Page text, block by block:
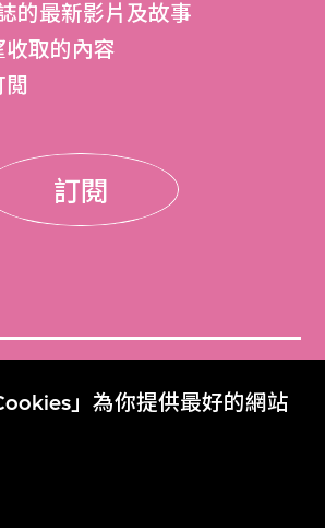
」為你提供最好的網站
的最新影片及故事
取的內容
訂閱